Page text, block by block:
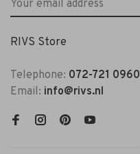
RIVS Store
Telephone: 072-721 0960
Email: info@rivs.nl